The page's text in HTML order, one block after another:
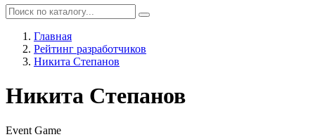
Главная
Рейтинг разработчиков
Никита Степанов
Никита Степанов
Event Game